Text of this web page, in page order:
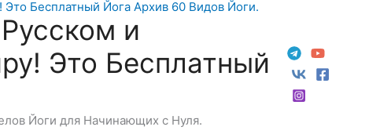
и
Это Бесплатный
Йоги для Начинающих с Нуля.